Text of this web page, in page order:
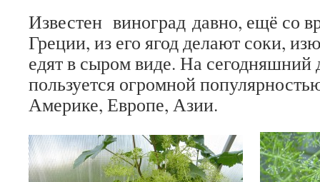
Известен виноград давно, ещё со
Греции, из его ягод делают соки,
едят в сыром виде. На сегодняшний
пользуется огромной
Америке, Европе, Азии.